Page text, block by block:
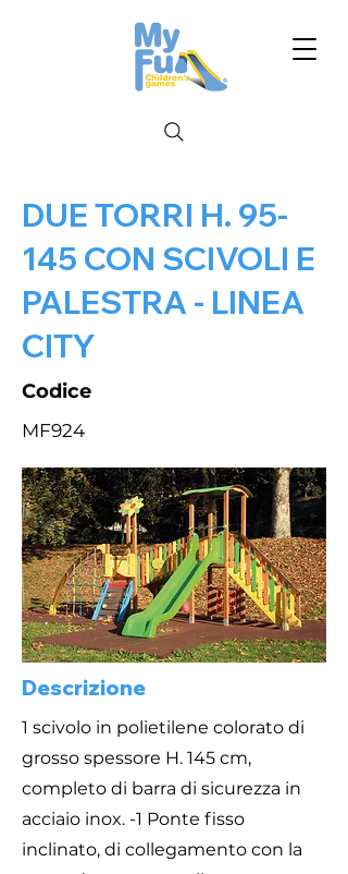
DUE TORRI H. 95-
145 CON SCIVOLI E
PALESTRA - LINEA
CITY
Codice
MF924
Descrizione
1 scivolo in polietilene colorato di
grosso spessore H. 145 cm,
completo di barra di sicurezza in
acciaio inox. -1 Ponte fisso
inclinato, di collegamento con la